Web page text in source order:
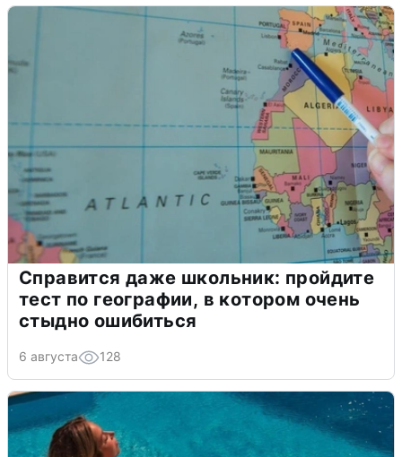
Справится даже школьник: пройдите
тест по географии, в котором очень
стыдно ошибиться
6 августа 128